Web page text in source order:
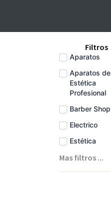
Filtros
Aparatos
Aparatos de
Estética
Profesional
Barber Shop
Electrico
Estética
Mas filtros ...